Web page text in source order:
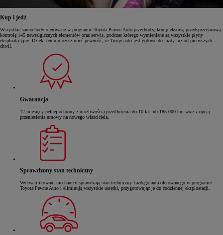
Kup i jedź
Wszystkie samochody oferowane w programie Toyota Pewne Auto przechodzą kompleksową przedsprzedażową
kontrolę 145 newralgicznych elementów oraz serwis, podczas którego wymieniane są wszystkie płyny
eksploatacyjne. Dzięki temu możesz mieć pewność, że Twoje auto jest gotowe do jazdy już od pierwszych
chwil.
Gwarancja
12 miesięcy pełnej ochrony z możliwością przedłużenia do 10 lat lub 185 000 km wraz z opcją
przeniesienia umowy na nowego właściciela.
Sprawdzony stan techniczny
Wykwalifikowani mechanicy sprawdzają stan techniczny każdego auta oferowanego w programie
Toyota Pewne Auto i eliminują wszystkie usterki, przygotowując je do codziennej eksploatacji.